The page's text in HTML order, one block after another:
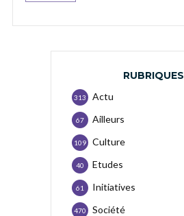
RUBRIQUES
Actu
313
Ailleurs
67
Culture
109
Etudes
40
Initiatives
61
Société
470